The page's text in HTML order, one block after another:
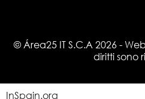
© Área25 IT S.C.A 2026 -
diritti sono
InSpain.org